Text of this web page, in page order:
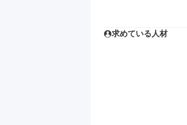
求めている人材